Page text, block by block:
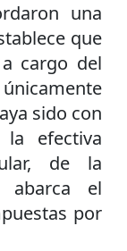
una
que
cargo del
sido con
efectiva
de la
abarca el
por